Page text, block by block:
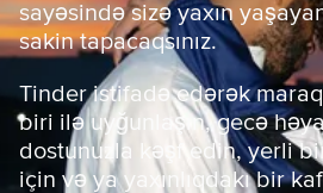
sayəsində sizə yaxın
sakin tapacaqsınız.
Tinder istifadə edərək
biri ilə uyğunlaşın, gecə
dostunuzla kəşf edin, yerli
için və ya yaxınlıqdakı bir